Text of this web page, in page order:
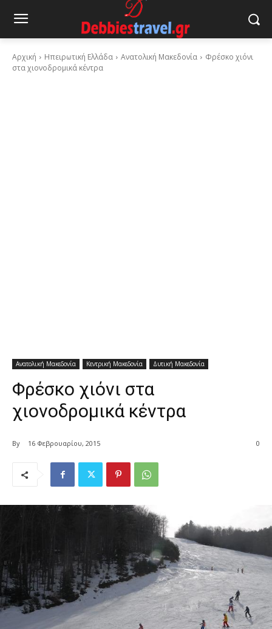
Αρχική Ηπειρωτική Ελλάδα Ανατολική Μακεδονία
Φρέσκο χιόνι
στα χιονοδρομικά κέντρα
Ανατολική Μακεδονία Κεντρική Μακεδονία Δυτική Μακεδονία
Φρέσκο χιόνι στα
χιονοδρομικά κέντρα
By 16 Φεβρουαρίου, 2015 0